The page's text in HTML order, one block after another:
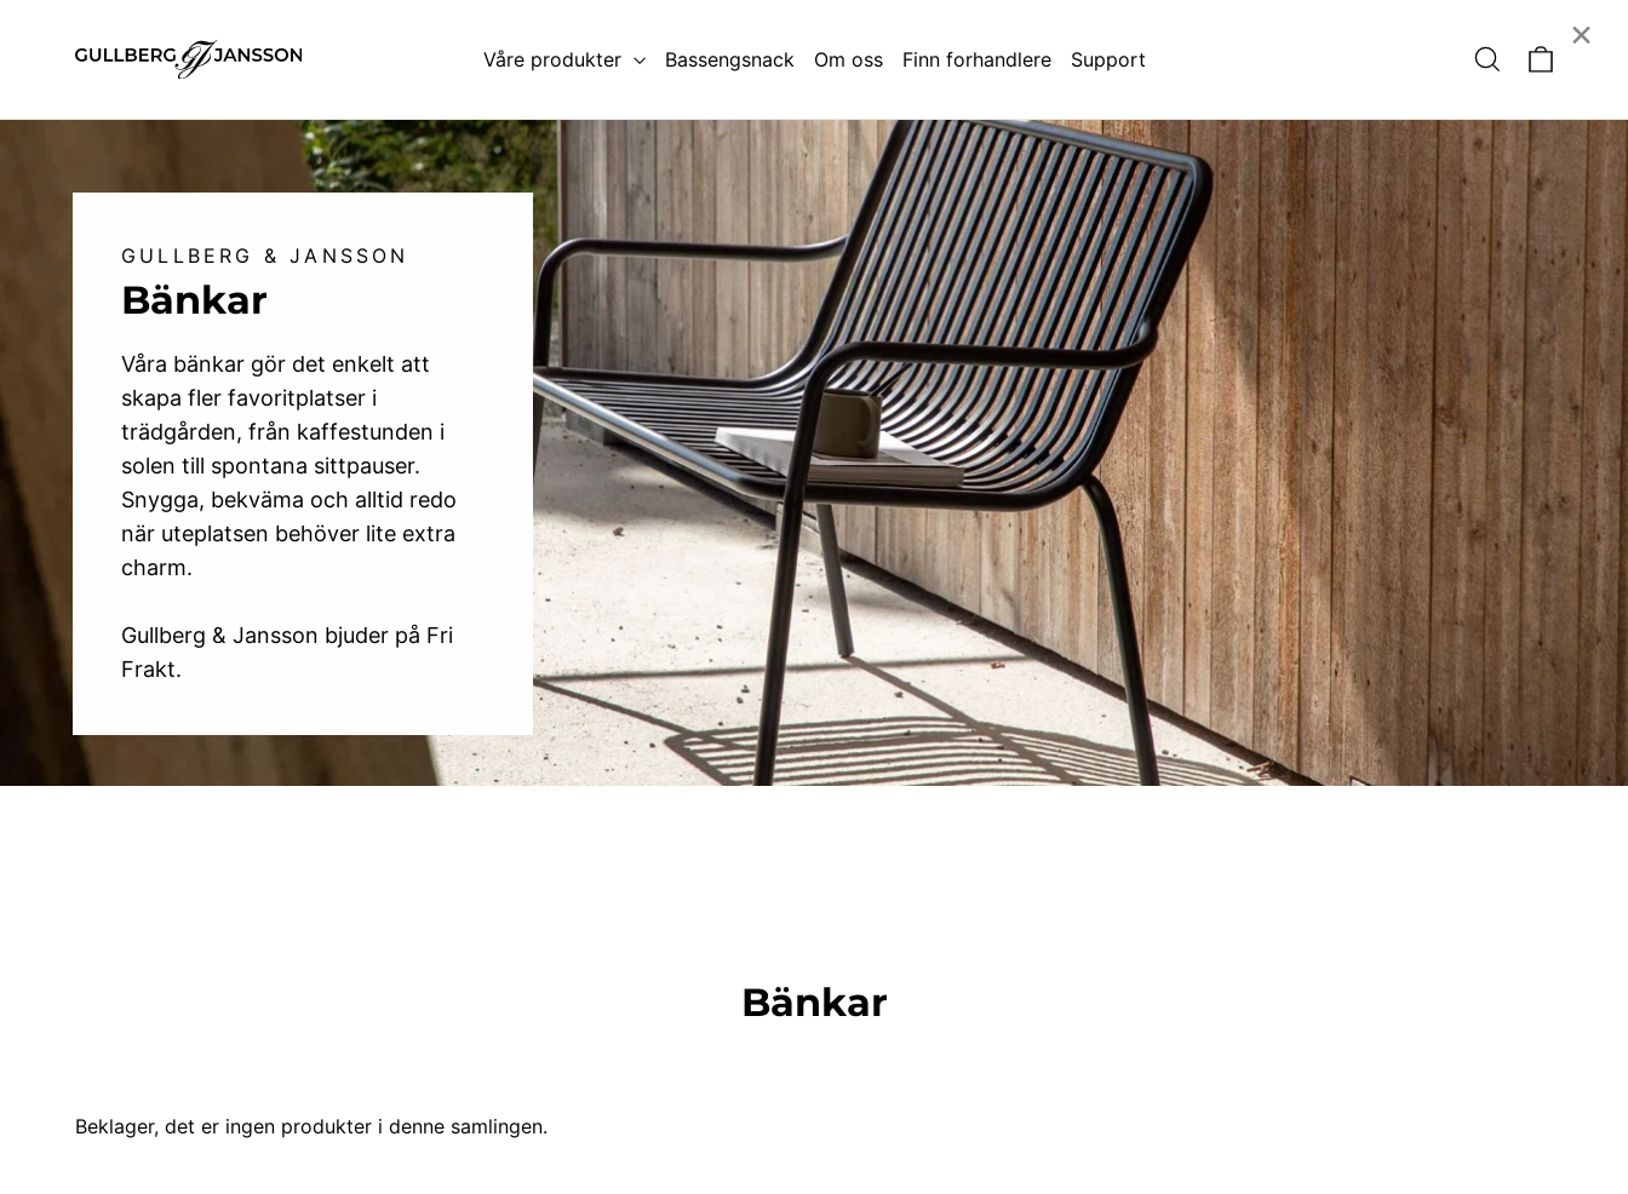
Våre produkter Bassengsnack Om oss Finn forhandlere Support Søk Vogn
GULLBERG & JANSSON
Bänkar
Våra bänkar gör det enkelt att
skapa fler favoritplatser i
trädgården, från kaffestunden i
solen till spontana sittpauser.
Snygga, bekväma och alltid redo
när uteplatsen behöver lite extra
charm.
Gullberg & Jansson bjuder på Fri
Frakt.
Bänkar
Beklager, det er ingen produkter i denne samlingen.
×